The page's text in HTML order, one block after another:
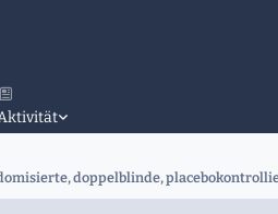
doppelblinde,